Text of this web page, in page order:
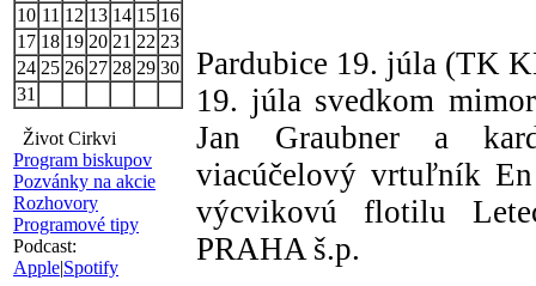
10 11 12 13 14 15 16
17 18 19 20 21 22 23
24 25 26 27 28 29 30
31
Život Cirkvi
Program biskupov
Pozvánky na akcie
Rozhovory
Programové tipy
Podcast:
Apple|Spotify
Pardubice 19. júla (TK
19. júla svedkom
Jan Graubner a
viacúčelový vrtuľník
výcvikovú flotilu
PRAHA š.p.